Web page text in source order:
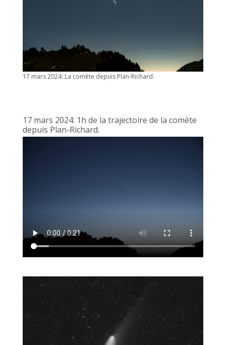
17 mars 2024: La comète depuis Plan-Richard.
17 mars 2024: 1h de la trajectoire de la comète
depuis Plan-Richard.